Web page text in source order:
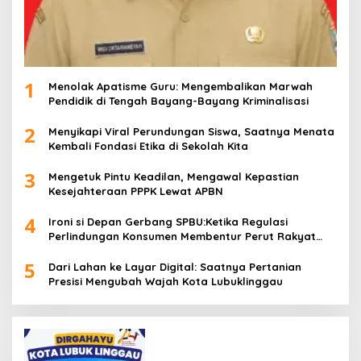
1
Menolak Apatisme Guru: Mengembalikan Marwah
Pendidik di Tengah Bayang-Bayang Kriminalisasi
2
Menyikapi Viral Perundungan Siswa, Saatnya Menata
Kembali Fondasi Etika di Sekolah Kita
3
Mengetuk Pintu Keadilan, Mengawal Kepastian
Kesejahteraan PPPK Lewat APBN
4
Ironi si Depan Gerbang SPBU:Ketika Regulasi
Perlindungan Konsumen Membentur Perut Rakyat
5
Dari Lahan ke Layar Digital: Saatnya Pertanian
Presisi Mengubah Wajah Kota Lubuklinggau